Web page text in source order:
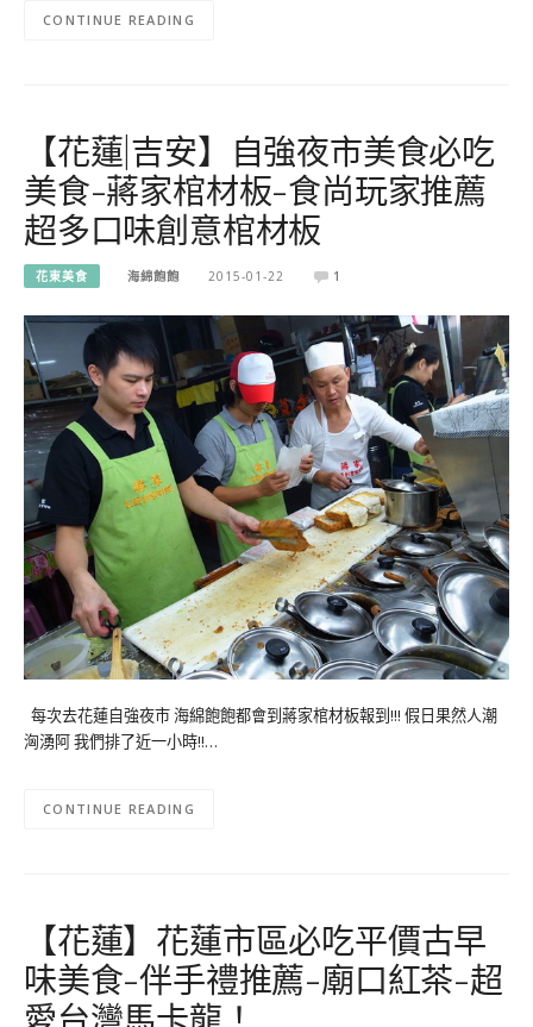
CONTINUE READING
【花蓮|吉安】自強夜市美食必吃
美食-蔣家棺材板-食尚玩家推薦
超多口味創意棺材板
花東美食 海綿飽飽 2015-01-22 1
每次去花蓮自強夜市 海綿飽飽都會到蔣家棺材板報到!!! 假日果然人潮
洶湧阿 我們排了近一小時!!…
CONTINUE READING
【花蓮】花蓮市區必吃平價古早
味美食-伴手禮推薦-廟口紅茶-超
愛台灣馬卡龍！